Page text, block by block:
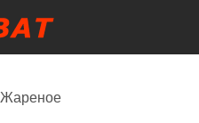
Жареное